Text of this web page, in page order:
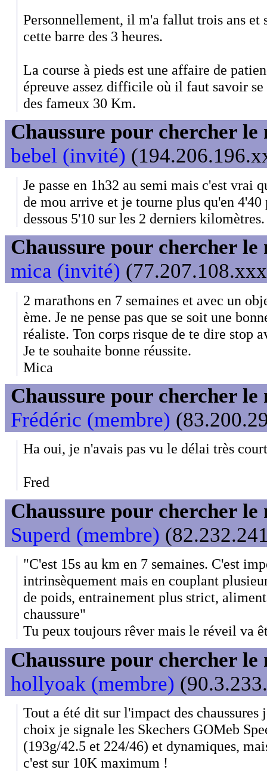
Personnellement, il m'a fallut trois ans et
cette barre des 3 heures.
La course à pieds est une affaire de
épreuve assez difficile où il faut savoir
des fameux 30 Km.
Chaussure pour chercher
bebel (invité)
Je passe en 1h32 au semi mais c'est vrai
de mou arrive et je tourne plus qu'en
dessous 5'10 sur les 2 derniers kilomètres.
Chaussure pour chercher
mica (invité)
2 marathons en 7 semaines et avec un
ème. Je ne pense pas que se soit une
réaliste. Ton corps risque de te dire stop
Je te souhaite bonne réussite.
Mica
Chaussure pour chercher
Frédéric (membre)
Ha oui, je n'avais pas vu le délai très
Fred
Chaussure pour chercher
Superd (membre)
"C'est 15s au km en 7 semaines. C'est
intrinsèquement mais en couplant
de poids, entrainement plus strict,
chaussure"
Tu peux toujours rêver mais le réveil va
Chaussure pour chercher
hollyoak (membre)
Tout a été dit sur l'impact des chaussures
choix je signale les Skechers GOMeb
(193g/42.5 et 224/46) et dynamiques,
c'est sur 10K maximum !